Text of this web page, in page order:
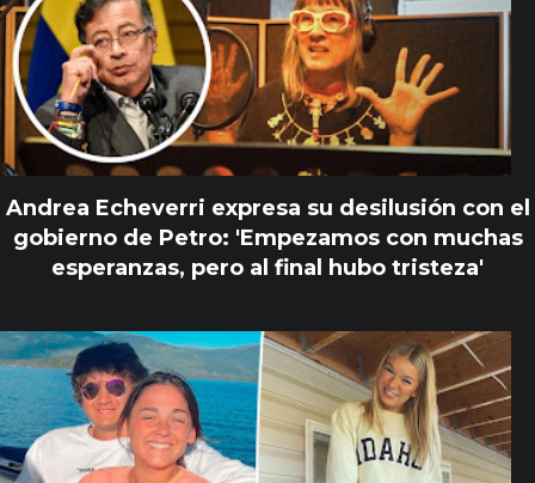
Andrea Echeverri expresa su desilusión con el
gobierno de Petro: 'Empezamos con muchas
esperanzas, pero al final hubo tristeza'